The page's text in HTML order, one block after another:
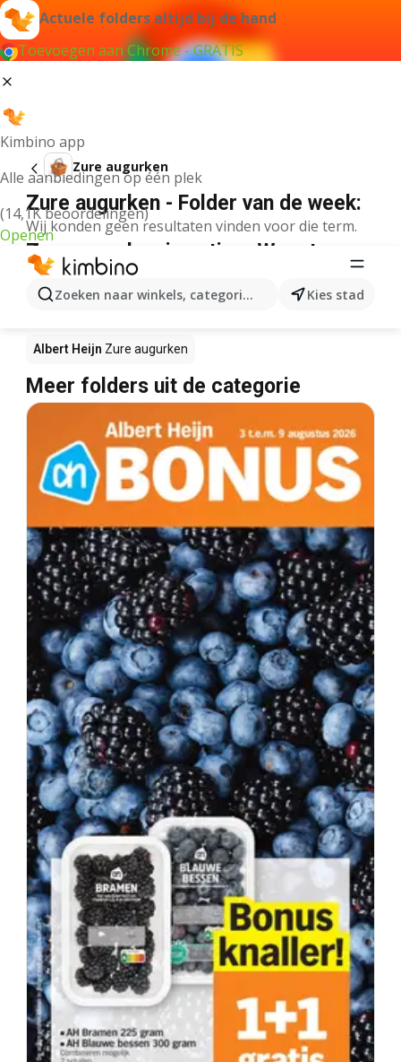
Actuele folders altijd bij de hand
Toevoegen aan Chrome - GRATIS
Kimbino app
Alle aanbiedingen op één plek
(14,1K beoordelingen)
Openen
Zoeken naar winkels, categorieën, producten...
Kies stad
Zure augurken
Zure augurken - Folder van de week:
Wij konden geen resultaten vinden voor die term.
Zure augurken in actie – Waar te
koop?
Albert Heijn Zure augurken
Meer folders uit de categorie